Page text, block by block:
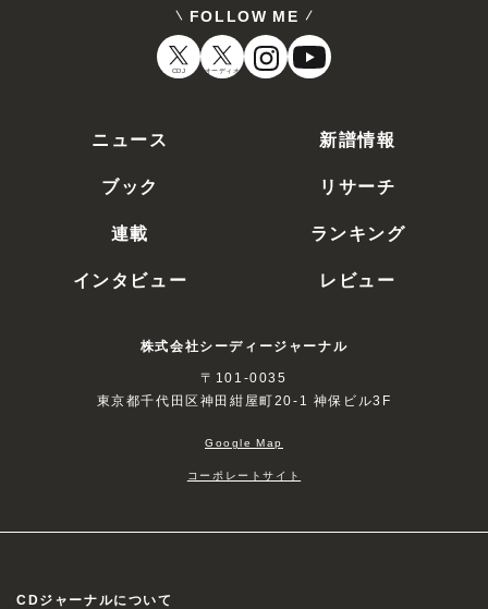
FOLLOW ME
CDJ オーディオ
ニュース
新譜情報
ブック
リサーチ
連載
ランキング
インタビュー
レビュー
株式会社シーディージャーナル
〒101-0035
東京都千代田区神田紺屋町20-1 神保ビル3F
Google Map
コーポレートサイト
CDジャーナルについて